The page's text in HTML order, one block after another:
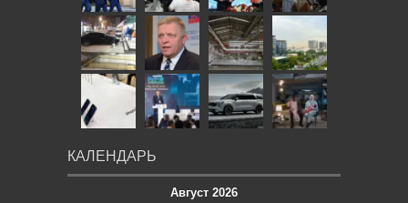
КАЛЕНДАРЬ
Август 2026